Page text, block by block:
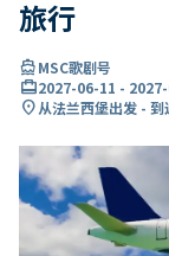
旅行
directions_boatMSC歌剧号
card_travel2027-06-11 -
location_on从法兰西堡出发 -